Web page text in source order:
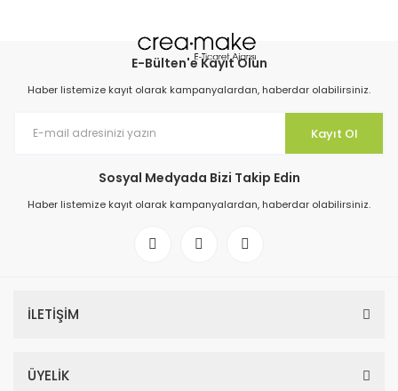
E-Bülten'e Kayıt Olun
Haber listemize kayıt olarak kampanyalardan, haberdar olabilirsiniz.
Kayıt Ol
Sosyal Medyada Bizi Takip Edin
Haber listemize kayıt olarak kampanyalardan, haberdar olabilirsiniz.
İLETİŞİM
ÜYELİK